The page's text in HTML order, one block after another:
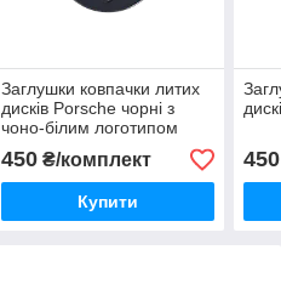
Заглушки ковпачки литих
дисків Porsche чорні з
чоно-білим логотипом
450₴/комплект
Купити
450